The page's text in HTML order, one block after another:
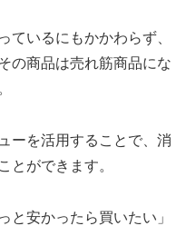
ているにもかかわらず、
の商品は売れ筋商品にな
ーを活用することで、消
とができます。
と安かったら買いたい」